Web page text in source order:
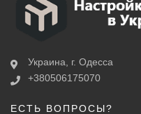
Украина, г. Одесса
+380506175070
ЕСТЬ ВОПРОСЫ?